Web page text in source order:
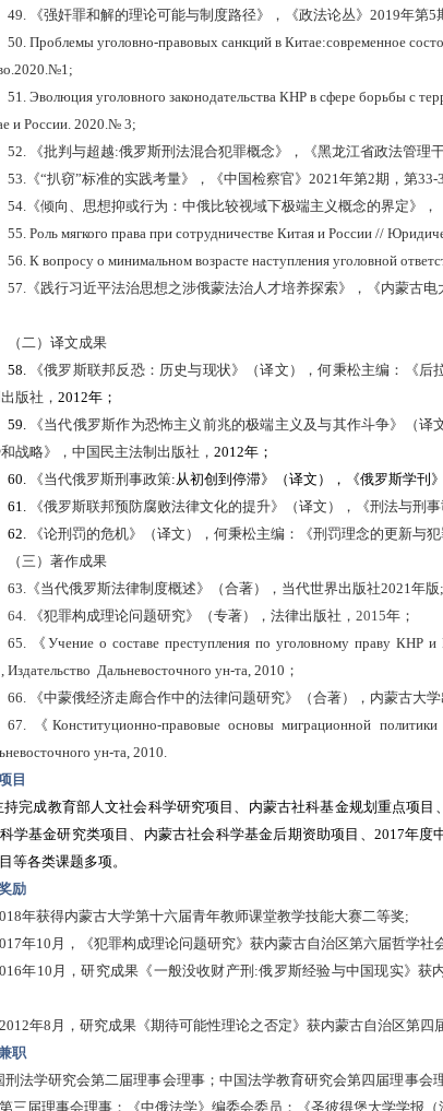
49. 《强奸罪和解的理论可能与制度路径》，《政法论丛》 2019年第5
50. Проблемы уголовно-правовых санкций в Китае:современное
51. Эволюция уголовного законодательства КНР в сфере борьбы с
и России. 2020.№ 3;
52.
《批判与超越:俄罗斯刑法混合犯罪概念》，《黑龙江省政法管理
53.《“扒窃”标准的实践考量》，《中国检察官》 2021 年第2期，第33-
54.《倾向、思想抑或行为：中俄比较视域下极端主义概念的界定》，
55. Роль мягкого права при сотрудничестве Китая и России //
56. К вопросу о минимальном возрасте наступления уголовной
57.
《践行习近平法治思想之涉俄蒙法治人才培养探索》，《内蒙古电
（二）译文成果
58.
《俄罗斯联邦反恐：历史与现状》（译文），何秉松主编：《
版社， 2012年；
59.
《当代俄罗斯作为恐怖主义前兆的极端主义及与其作斗争》（
战略》，中国民主法制出版社， 2012年；
60.
《当代俄罗斯刑事政策:从初创到停滞》（译文），《俄罗斯学刊
61.
《俄罗斯联邦预防腐败法律文化的提升》（译文），《刑法与刑事
62.
《论刑罚的危机》（译文），何秉松主编：《刑罚理念的更新与
（三）著作成果
63.
《当代俄罗斯法律制度概述》（合著），当代世界出版社2021 年版;
64.
《犯罪构成理论问题研究》（专著），法律出版社， 2015年；
65.
《 Учение о составе преступления по уголовному праву КНР и
, Издательство Дальневосточного ун-та, 2010；
66.
《中蒙俄经济走廊合作中的法律问题研究》（合著），内蒙古大学
67.
《Конституционно-правовые основы миграционной
ун-та, 2010.
目
持完成教育部人文社会科学研究项目、内蒙古社科基金规划重点项
学基金研究类项目、内蒙古社会科学基金后期资助项目、2017年度
等各类课题多项。
励
年获得内蒙古大学第十六届青年教师课堂教学技能大赛二等奖;
年10 月 ，《犯罪构成理论问题研究》 获内蒙古自治区第六届哲学社
年10月
，研究成果《一般没收财产刑 :俄罗斯经验与中国现实》获
年8月
，研究成果《期待可能性理论之否定》获内蒙古自治区第四
职
刑法学研究会第二届理事会理事； 中国法学教育研究会第四届理事会
三届理事会理事；
《中俄法学》编委会委员； 《圣彼得堡大学学报